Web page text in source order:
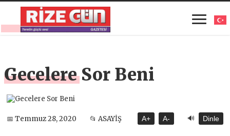
Gecelere Sor Beni
📅 Temmuz 28, 2020 📂 ASAYİŞ A+ A- 🔊 Dinle